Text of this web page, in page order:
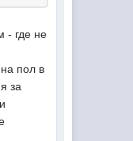
- где не
пол в
за